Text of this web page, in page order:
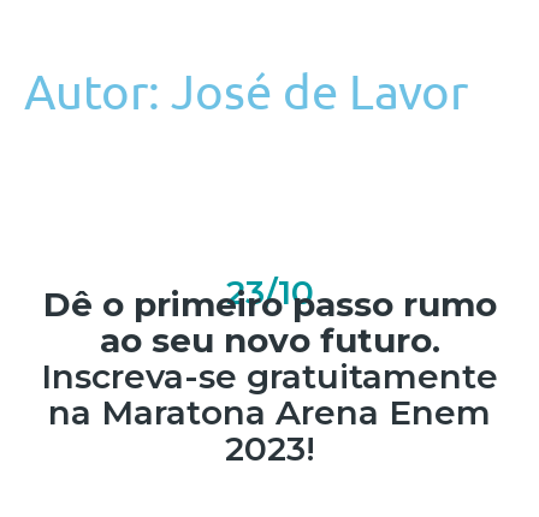
Autor: José de Lavor
23/10
Dê o primeiro passo rumo
ao seu novo futuro.
Inscreva-se gratuitamente
na Maratona Arena Enem
2023!